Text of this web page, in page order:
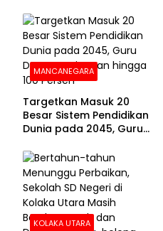
MANCANEGARA
Targetkan Masuk 20
Besar Sistem Pendidikan
Dunia pada 2045, Guru
100 Persen
KOLAKA UTARA